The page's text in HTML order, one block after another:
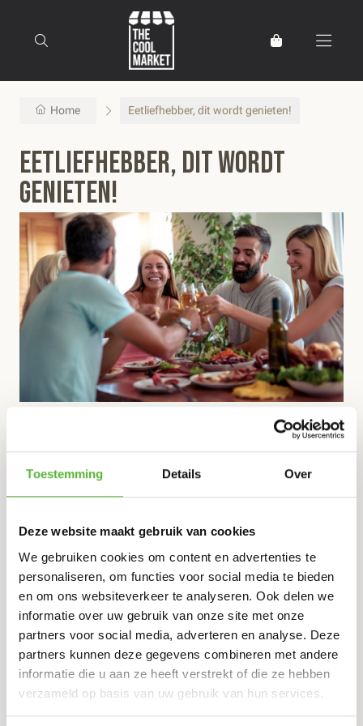
Toestemming Details Over
Deze website maakt gebruik van cookies
We gebruiken cookies om content en advertenties te
personaliseren, om functies voor social media te bieden
en om ons websiteverkeer te analyseren. Ook delen we
informatie over uw gebruik van onze site met onze
partners voor social media, adverteren en analyse. Deze
partners kunnen deze gegevens combineren met andere
informatie die u aan ze heeft verstrekt of die ze hebben
verzameld op basis van uw gebruik van hun services.
Home Eetliefhebber, dit wordt genieten!
Eetliefhebber, dit wordt
genieten!
van goede restaurants uit
heel NL hun specialiteiten voor je koken. Zij vriezen deze
maaltijden direct in zodatpure smaak en
voedingswaardebehouden blijft.
Wij verbinden deze chefs met jou door al dit heerlijks
thuis te bezorgen. Je kiest wat je lekker vindt en hoeft
het alleen op te warmen wanneer het uitkomt. Zo
voorkomen we verspilling en heb jij makkelijk en snel
heerlijk eten op tafel.
Onze klanten beoordelen ons gemiddeld met een 9.5dus
probeer het uit!